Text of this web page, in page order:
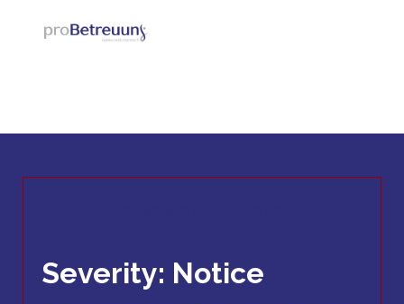
Severity: Notice